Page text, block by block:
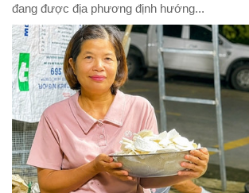
đang được địa phương định hướng...